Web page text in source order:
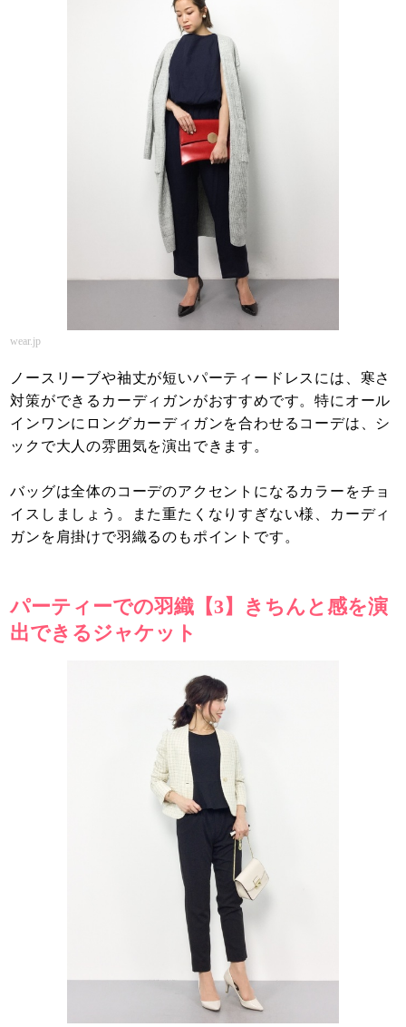
wear.jp
ノースリーブや袖丈が短いパーティードレスには、寒さ
対策ができるカーディガンがおすすめです。特にオール
インワンにロングカーディガンを合わせるコーデは、シ
ックで大人の雰囲気を演出できます。
バッグは全体のコーデのアクセントになるカラーをチョ
イスしましょう。また重たくなりすぎない様、カーディ
ガンを肩掛けで羽織るのもポイントです。
パーティーでの羽織【3】きちんと感を演
出できるジャケット